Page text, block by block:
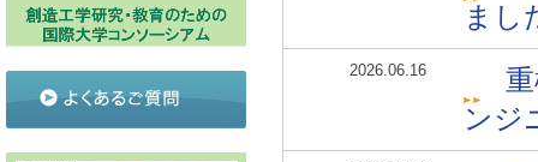
まし
2026.06.16
ンジ